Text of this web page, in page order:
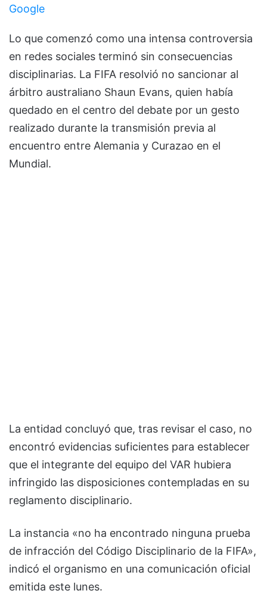
Google
Lo que comenzó como una intensa controversia
en redes sociales terminó sin consecuencias
disciplinarias. La FIFA resolvió no sancionar al
árbitro australiano Shaun Evans, quien había
quedado en el centro del debate por un gesto
realizado durante la transmisión previa al
encuentro entre Alemania y Curazao en el
Mundial.
La entidad concluyó que, tras revisar el caso, no
encontró evidencias suficientes para establecer
que el integrante del equipo del VAR hubiera
infringido las disposiciones contempladas en su
reglamento disciplinario.
La instancia «no ha encontrado ninguna prueba
de infracción del Código Disciplinario de la FIFA»,
indicó el organismo en una comunicación oficial
emitida este lunes.